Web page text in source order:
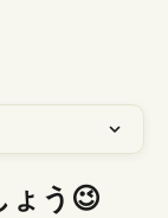
ょう😉